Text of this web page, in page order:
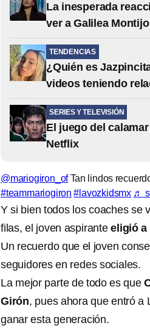
La inesperada
ver a Galilea Montijo
TENDENCIAS
¿Quién es
videos teniendo
SERIES Y TELEVISIÓN
El juego del
Netflix
@mariogiron_ofTan lindos
#teammariogiron #lavozkidsmx ♬
Y si bien todos los coaches se
filas, el joven aspiranteeligió a
Un recuerdo que el joven
seguidores en redes sociales.
La mejor parte de todo es que
Girón, pues ahora que entró a
ganar esta generación.